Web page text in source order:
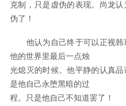
克制，只是虚伪的表现。尚龙
伪了！
他认为自己终于可以正视韩
他的世界里最后一点烛
光熄灭的时候。他平静的认真
是他自己永堕黑暗的过
程。只是他自己不知道罢了！